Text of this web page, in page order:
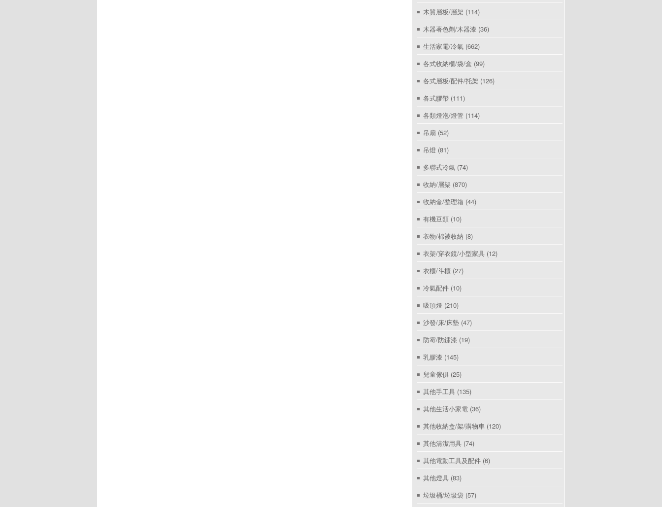
木質層板/層架 (114)
木器著色劑/木器漆 (36)
生活家電/冷氣 (662)
各式收納櫃/袋/盒 (99)
各式層板/配件/托架 (126)
各式膠帶 (111)
各類燈泡/燈管 (114)
吊扇 (52)
吊燈 (81)
多聯式冷氣 (74)
收納/層架 (870)
收納盒/整理箱 (44)
有機豆類 (10)
衣物/棉被收納 (8)
衣架/穿衣鏡/小型家具 (12)
衣櫃/斗櫃 (27)
冷氣配件 (10)
吸頂燈 (210)
沙發/床/床墊 (47)
防霉/防鏽漆 (19)
乳膠漆 (145)
兒童傢俱 (25)
其他手工具 (135)
其他生活小家電 (36)
其他收納盒/架/購物車 (120)
其他清潔用具 (74)
其他電動工具及配件 (6)
其他燈具 (83)
垃圾桶/垃圾袋 (57)